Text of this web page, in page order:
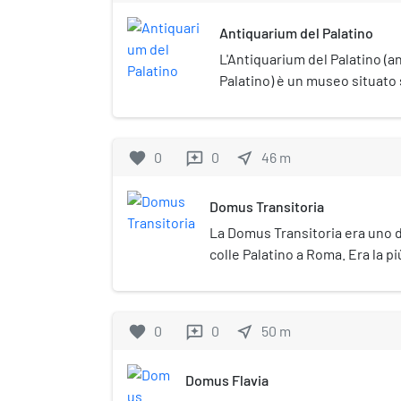
Antiquarium del Palatino
L'Antiquarium del Palatino
Palatino) è un museo situato
esso ospita sculture,
favorite 0 reviews 0 near_me 46 m
Domus Transitoria
La Domus Transitoria era uno
colle Palatino a Roma. Era la
Roma del 64 e sostituita in
del colle e ne sono state
ricco pavimento marmoreo
favorite 0 reviews 0 near_me 50 m
Domus Flavia